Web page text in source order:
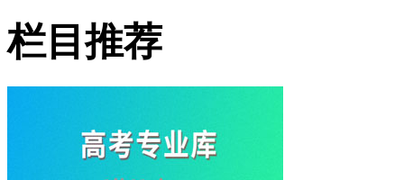
栏目推荐